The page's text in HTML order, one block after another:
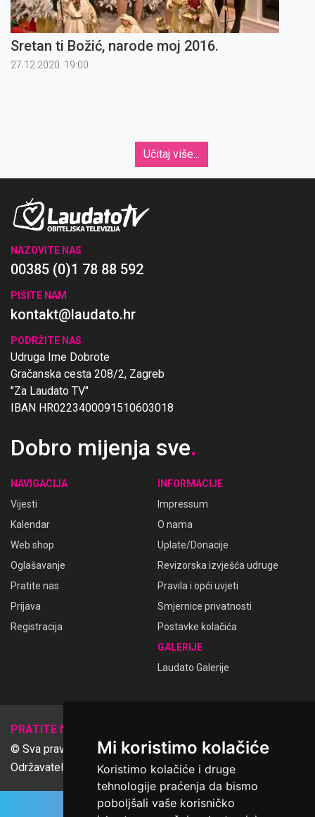
Mi koristimo kolačiće
Koristimo kolačiće i druge
tehnologije praćenja da bismo
poboljšali vaše korisničko
Sretan ti Božić, narode moj 2016.
27.12.2020. 19:00
Učitaj više...
NAZOVITE NAS
00385 (0)1 78 88 592
PIŠITE NAM
kontakt@laudato.hr
PODRŽITE NAS
Udruga Ime Dobrote
Gračanska cesta 208/2, Zagreb
"Za Laudato TV"
IBAN HR0223400091510603018
Dobro mijenja sve.
NAVIGACIJA
Vijesti
Kalendar
Web shop
Oglašavanje
Pratite nas
Prijava
Registracija
INFORMACIJE
Impressum
O nama
Uplate/Donacije
Revizorska izvješća udruge
Pravila i opći uvjeti
Smjernice privatnosti
Postavke kolačića
GALERIJE
Laudato Galerije
PRATITE NAS
© Sva prava pridržana Udruga Ime dobrote
Održavatelj Netcom d.o.o., Riva 6, Rijeka